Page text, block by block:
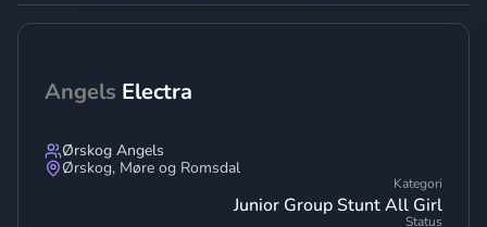
Angels Electra
Ørskog Angels
Ørskog, Møre og Romsdal
Kategori
Junior Group Stunt All Girl
Status